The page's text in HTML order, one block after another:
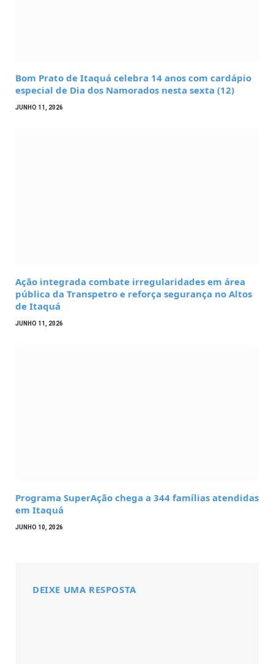
Bom Prato de Itaquá celebra 14 anos com cardápio
especial de Dia dos Namorados nesta sexta (12)
JUNHO 11, 2026
Ação integrada combate irregularidades em área
pública da Transpetro e reforça segurança no Altos
de Itaquá
JUNHO 11, 2026
Programa SuperAção chega a 344 famílias atendidas
em Itaquá
JUNHO 10, 2026
DEIXE UMA RESPOSTA